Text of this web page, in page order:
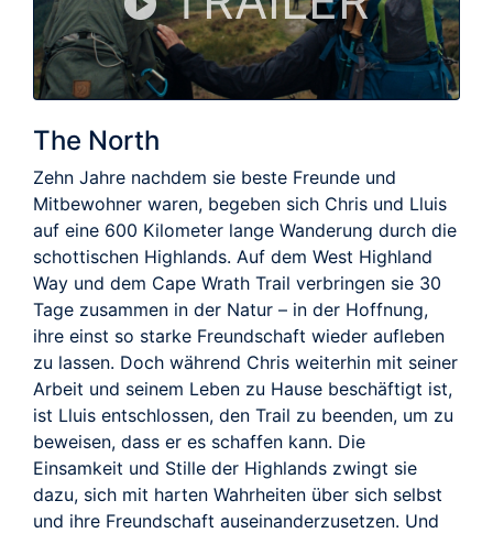
The North
Zehn Jahre nachdem sie beste Freunde und
Mitbewohner waren, begeben sich Chris und Lluis
auf eine 600 Kilometer lange Wanderung durch die
schottischen Highlands. Auf dem West Highland
Way und dem Cape Wrath Trail verbringen sie 30
Tage zusammen in der Natur – in der Hoffnung,
ihre einst so starke Freundschaft wieder aufleben
zu lassen. Doch während Chris weiterhin mit seiner
Arbeit und seinem Leben zu Hause beschäftigt ist,
ist Lluis entschlossen, den Trail zu beenden, um zu
beweisen, dass er es schaffen kann. Die
Einsamkeit und Stille der Highlands zwingt sie
dazu, sich mit harten Wahrheiten über sich selbst
und ihre Freundschaft auseinanderzusetzen. Und